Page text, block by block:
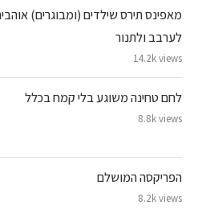
מאפינס תירס שילדים (ומבוגרים)
לערבב ולתנור
14.2k views
לחם טחינה משוגע בלי קמח בכלל
8.8k views
הפריקסה המושלם
8.2k views